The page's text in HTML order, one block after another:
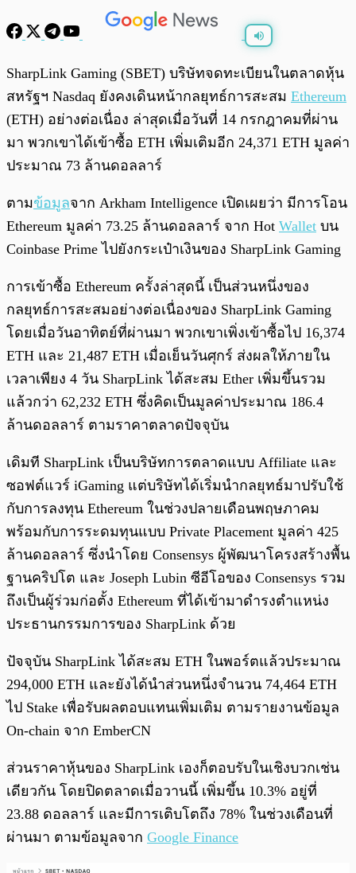
0:00
SharpLink Gaming (SBET) บริษัทจดทะเบียนในตลาดหุ้น
สหรัฐฯ Nasdaq ยังคงเดินหน้ากลยุทธ์การสะสม Ethereum
(ETH) อย่างต่อเนื่อง ล่าสุดเมื่อวันที่ 14 กรกฎาคมที่ผ่าน
มา พวกเขาได้เข้าซื้อ ETH เพิ่มเติมอีก 24,371 ETH มูลค่า
ประมาณ 73 ล้านดอลลาร์
ตามข้อมูลจาก Arkham Intelligence เปิดเผยว่า มีการโอน
Ethereum มูลค่า 73.25 ล้านดอลลาร์ จาก Hot Wallet บน
Coinbase Prime ไปยังกระเป๋าเงินของ SharpLink Gaming
การเข้าซื้อ Ethereum ครั้งล่าสุดนี้ เป็นส่วนหนึ่งของ
กลยุทธ์การสะสมอย่างต่อเนื่องของ SharpLink Gaming
โดยเมื่อวันอาทิตย์ที่ผ่านมา พวกเขาเพิ่งเข้าซื้อไป 16,374
ETH และ 21,487 ETH เมื่อเย็นวันศุกร์ ส่งผลให้ภายใน
เวลาเพียง 4 วัน SharpLink ได้สะสม Ether เพิ่มขึ้นรวม
แล้วกว่า 62,232 ETH ซึ่งคิดเป็นมูลค่าประมาณ 186.4
ล้านดอลลาร์ ตามราคาตลาดปัจจุบัน
เดิมที SharpLink เป็นบริษัทการตลาดแบบ Affiliate และ
ซอฟต์แวร์ iGaming แต่บริษัทได้เริ่มนำกลยุทธ์มาปรับใช้
กับการลงทุน Ethereum ในช่วงปลายเดือนพฤษภาคม
พร้อมกับการระดมทุนแบบ Private Placement มูลค่า 425
ล้านดอลลาร์ ซึ่งนำโดย Consensys ผู้พัฒนาโครงสร้างพื้น
ฐานคริปโต และ Joseph Lubin ซีอีโอของ Consensys รวม
ถึงเป็นผู้ร่วมก่อตั้ง Ethereum ที่ได้เข้ามาดำรงตำแหน่ง
ประธานกรรมการของ SharpLink ด้วย
ปัจจุบัน SharpLink ได้สะสม ETH ในพอร์ตแล้วประมาณ
294,000 ETH และยังได้นำส่วนหนึ่งจำนวน 74,464 ETH
ไป Stake เพื่อรับผลตอบแทนเพิ่มเติม ตามรายงานข้อมูล
On-chain จาก EmberCN
ส่วนราคาหุ้นของ SharpLink เองก็ตอบรับในเชิงบวกเช่น
เดียวกัน โดยปิดตลาดเมื่อวานนี้ เพิ่มขึ้น 10.3% อยู่ที่
23.88 ดอลลาร์ และมีการเติบโตถึง 78% ในช่วงเดือนที่
ผ่านมา ตามข้อมูลจาก Google Finance